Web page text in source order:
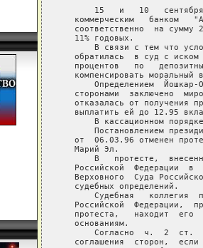
15   и   10
коммерческим   банком
соответственно  на сумму
   11% годовых.
В связи с тем что
обратилась  в суд с
процентов   по
компенсировать моральный
Определением
сторонами  заключено
отказалась от получения
выплатить ей до 12.95
В кассационном
Постановлением
от  06.03.96 отменен
   Марий Эл.
В   протесте,
Российской  Федерации  в
Верховного  Суда
   судебных определений.
Судебная   коллегия
Российской  Федерации,
протеста,   находит  его
   основаниям.
Согласно  ч.  2  ст.
соглашения  сторон,